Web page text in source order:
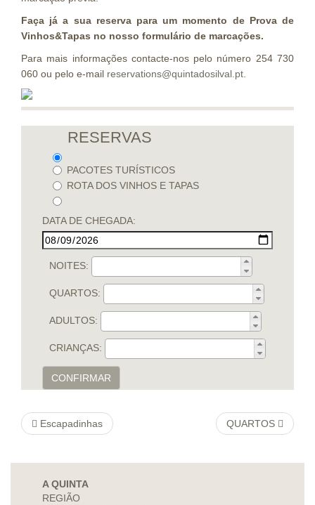
Faça já a sua reserva para um momento de Prova de
Vinhos&Tapas no nosso formulário de marcações.
Para mais informações contacte-nos pelo número 254 730
060 ou pelo e-mail reservations@quintadosilval.pt.
RESERVAS
PACOTES TURÍSTICOS
ROTA DOS VINHOS E TAPAS
DATA DE CHEGADA:
NOITES:
QUARTOS:
ADULTOS:
CRIANÇAS:
CONFIRMAR
Escapadinhas QUARTOS
A QUINTA
REGIÃO